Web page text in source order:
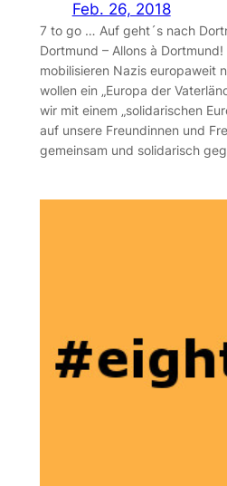
Feb. 26, 2018
7 to go … Auf geht´s nach
Dortmund – Allons à
mobilisieren Nazis europaweit
wollen ein „Europa der
wir mit einem „solidarischen
auf unsere Freundinnen und
gemeinsam und solidarisch